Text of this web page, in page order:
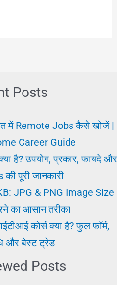
Posts
में Remote Jobs कैसे खोजें |
Career Guide
है? उपयोग, प्रकार, फायदे और
पूरी जानकारी
JPG & PNG Image Size
का आसान तरीका
कोर्स क्या है? फुल फॉर्म,
और बेस्ट ट्रेड
Posts